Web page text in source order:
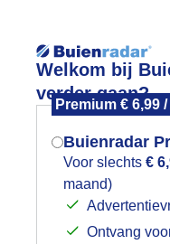
Welkom bij
verder gaan?
Premium € 6,99
Buienradar
Voor slechts €
maand)
Ontvang
Foto en
Mogen we